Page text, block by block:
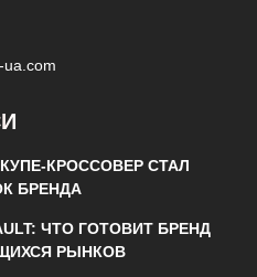
КУПЕ-КРОССОВЕР СТАЛ
БРЕНДА
ЧТО ГОТОВИТ БРЕНД
РЫНКОВ